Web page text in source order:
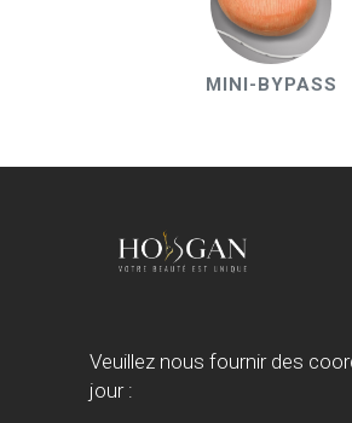
MINI-BYPASS
Veuillez nous fournir des
jour :